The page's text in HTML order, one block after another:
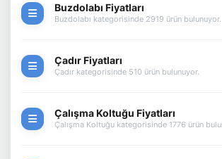
Buzdolabı Fiyatları
Buzdolabı kategorisinde 2919 ürün bulunuyor.
Çadır Fiyatları
Çadır kategorisinde 510 ürün bulunuyor.
Çalışma Koltuğu Fiyatları
Çalışma Koltuğu kategorisinde 1776 ürün